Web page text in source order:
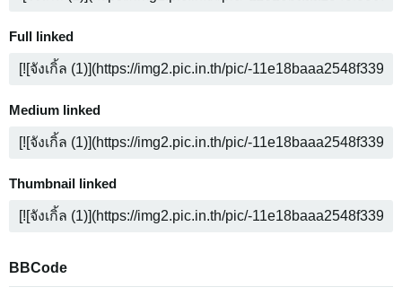
Full linked
Medium linked
Thumbnail linked
BBCode